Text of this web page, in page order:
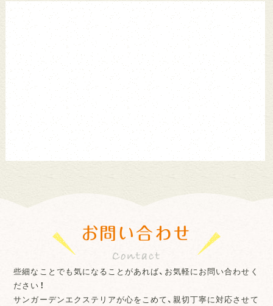
お問い合わせ
些細なことでも気になることがあれば、お気軽にお問い合わせく
ださい！
サンガーデンエクステリアが心をこめて、親切丁寧に対応させて